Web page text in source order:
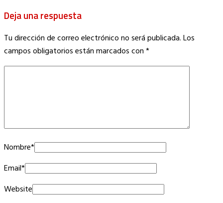
Deja una respuesta
Tu dirección de correo electrónico no será publicada.Los
campos obligatorios están marcados con*
Nombre*
Email*
Website